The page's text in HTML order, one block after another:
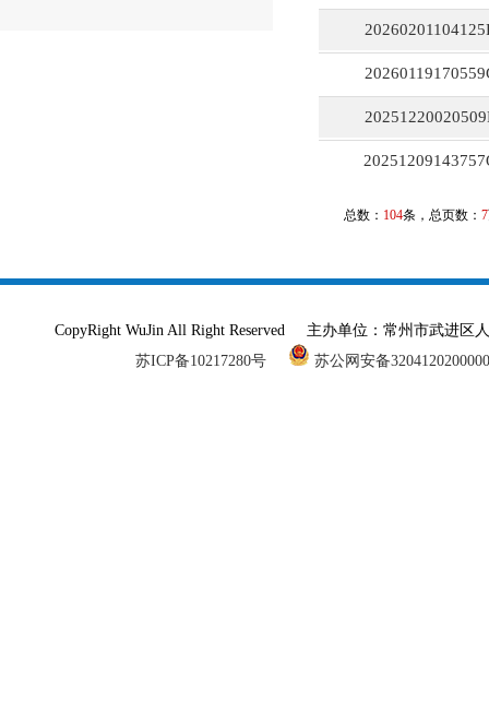
总数： 104条，总页数： 7
CopyRight WuJin All Right Reserved 主办单位：常州市武进
苏ICP备10217280号
苏公网安备